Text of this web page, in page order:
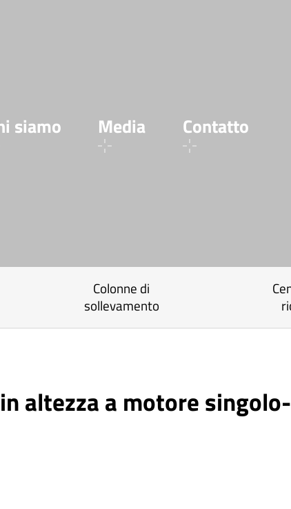
siamo Media Contatto
Colonne di
sollevamento
altezza a motore